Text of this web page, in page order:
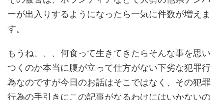
ーが出入りするようになったら一気に件数が増えま
す。
もうね、、、何食って生きてきたらそんな事を思い
つくのか本当に腹が立って仕方がない下劣な犯罪行
為なのですが今日のお話はそこではなく、その犯罪
行為の手引きにこの記事がなるわけにはいかないの